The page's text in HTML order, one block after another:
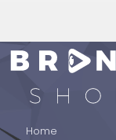
Home